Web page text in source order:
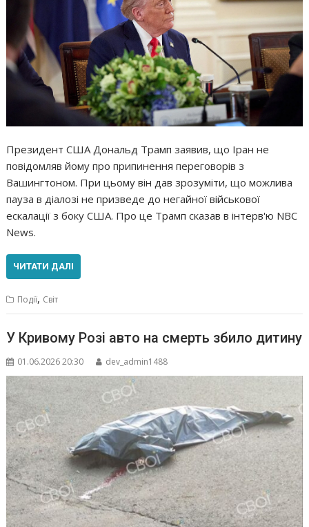
Президент США Дональд Трамп заявив, що Іран не
повідомляв йому про припинення переговорів з
Вашингтоном. При цьому він дав зрозуміти, що можлива
пауза в діалозі не призведе до негайної військової
ескалації з боку США. Про це Трамп сказав в інтерв'ю NBC
News.
ЧИТАТИ ДАЛІ
Події, Світ
У Кривому Розі авто на смерть збило дитину
01.06.2026 20:30 dev_admin1488